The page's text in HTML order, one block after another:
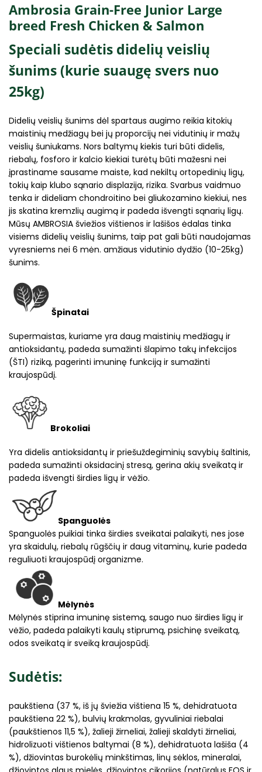
Ambrosia Grain-Free Junior Large
breed Fresh Chicken & Salmon
Speciali sudėtis didelių veislių
šunims (kurie suaugę svers nuo
25kg)
Didelių veislių šunims dėl spartaus augimo reikia kitokių
maistinių medžiagų bei jų proporcijų nei vidutinių ir mažų
veislių šuniukams. Nors baltymų kiekis turi būti didelis,
riebalų, fosforo ir kalcio kiekiai turėtų būti mažesni nei
įprastiname sausame maiste, kad nekiltų ortopedinių ligų,
tokių kaip klubo sąnario displazija, rizika. Svarbus vaidmuo
tenka ir dideliam chondroitino bei gliukozamino kiekiui, nes
jis skatina kremzlių augimą ir padeda išvengti sąnarių ligų.
Mūsų AMBROSIA šviežios vištienos ir lašišos ėdalas tinka
visiems didelių veislių šunims, taip pat gali būti naudojamas
vyresniems nei 6 mėn. amžiaus vidutinio dydžio (10-25kg)
šunims.
Špinatai
Supermaistas, kuriame yra daug maistinių medžiagų ir
antioksidantų, padeda sumažinti šlapimo takų infekcijos
(ŠTI) riziką, pagerinti imuninę funkciją ir sumažinti
kraujospūdį.
Brokoliai
Yra didelis antioksidantų ir priešuždegiminių savybių šaltinis,
padeda sumažinti oksidacinį stresą, gerina akių sveikatą ir
padeda išvengti širdies ligų ir vėžio.
Spanguolės
Spanguolės puikiai tinka širdies sveikatai palaikyti, nes jose
yra skaidulų, riebalų rūgščių ir daug vitaminų, kurie padeda
reguliuoti kraujospūdį organizme.
Mėlynės
Mėlynės stiprina imuninę sistemą, saugo nuo širdies ligų ir
vėžio, padeda palaikyti kaulų stiprumą, psichinę sveikatą,
odos sveikatą ir sveiką kraujospūdį.
Sudėtis:
paukštiena (37 %, iš jų šviežia vištiena 15 %, dehidratuota
paukštiena 22 %), bulvių krakmolas, gyvuliniai riebalai
(paukštienos 11,5 %), žalieji žirneliai, žalieji skaldyti žirneliai,
hidrolizuoti vištienos baltymai (8 %), dehidratuota lašiša (4
%), džiovintas burokėlių minkštimas, linų sėklos, mineralai,